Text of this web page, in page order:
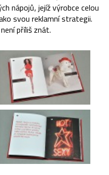
nápojů, jejíž výrobce celou
svou reklamní strategii.
příliš znát.